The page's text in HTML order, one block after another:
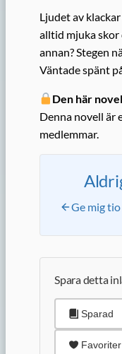
Ljudet av
alltid mjuka skor
annan? Stegen
Väntade spänt
Den här
Denna novell är
medlemmar.
Ge mig
Spara detta
Sparad
Favoriter